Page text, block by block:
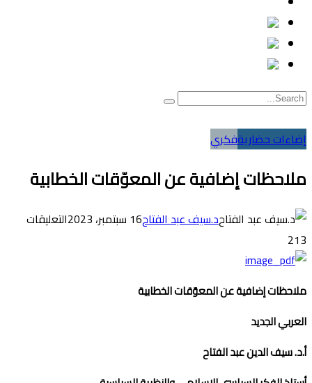
إضاءات حضاريةفكري
ملاحظات إضافية عن المعوّقات الخطابية
د.سيف عبد الفتاح16 سبتمبر، 2023 التعليقاتعلى
213
ملاحظات إضافية عن المعوّقات الخطابية
العربي الجديد
أ.د. سيف الدين عبد الفتاح